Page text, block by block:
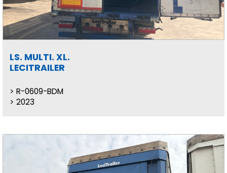
LS. MULTI. XL.
LECITRAILER
R-0609-BDM
2023